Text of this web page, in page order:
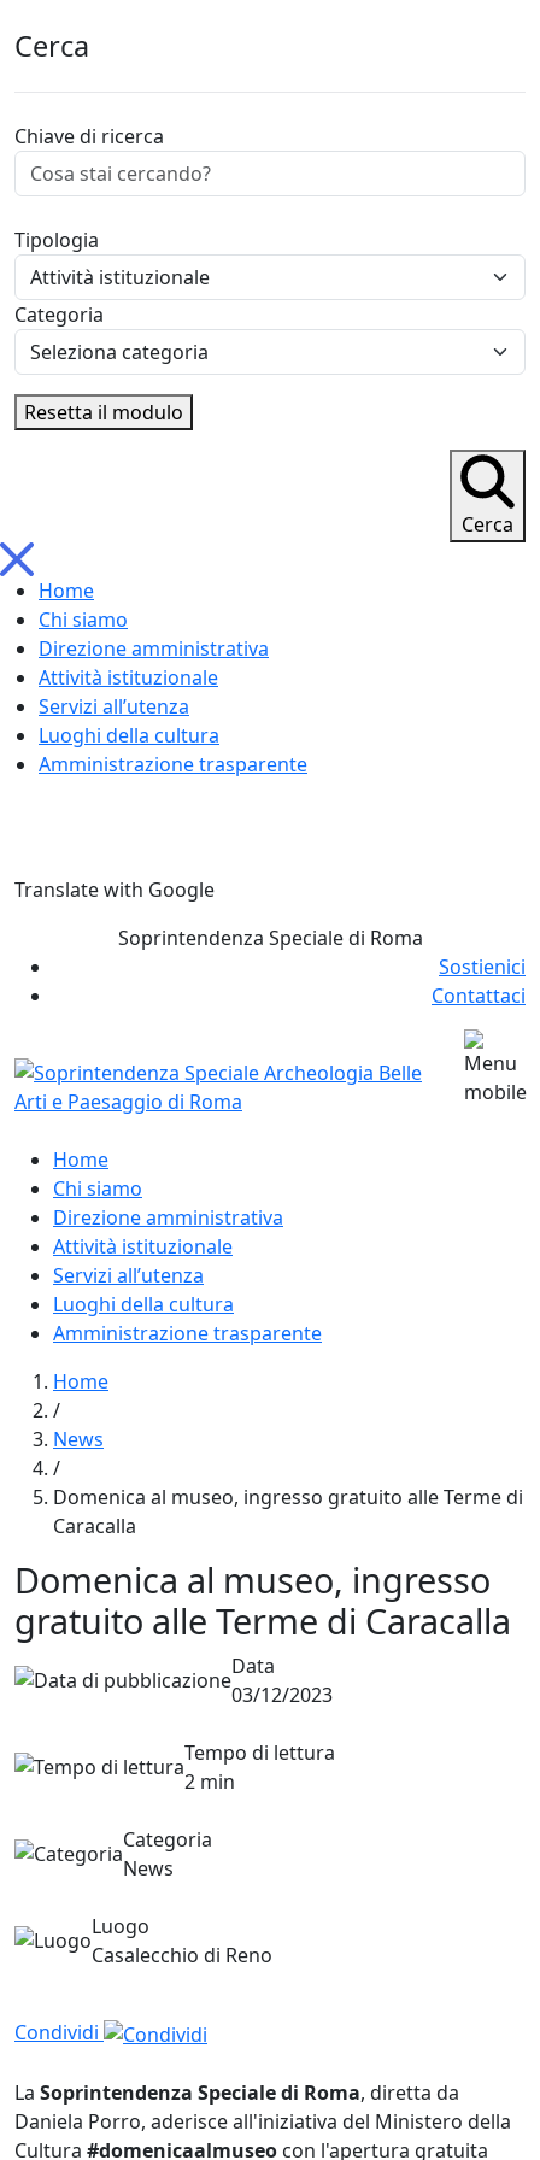
Cerca
Chiave di ricerca
Tipologia
Categoria
Resetta il modulo
Cerca
Home
Chi siamo
Direzione amministrativa
Attività istituzionale
Servizi all’utenza
Luoghi della cultura
Amministrazione trasparente
SkipTranslate with Google
Soprintendenza Speciale di Roma
Sostienici
Contattaci
Home
Chi siamo
Direzione amministrativa
Attività istituzionale
Servizi all’utenza
Luoghi della cultura
Amministrazione trasparente
Home
/
News
/
Domenica al museo, ingresso gratuito alle Terme di
Caracalla
Domenica al museo, ingresso
gratuito alle Terme di Caracalla
Data
03/12/2023
Tempo di lettura
2 min
Categoria
News
Luogo
Casalecchio di Reno
Condividi
La Soprintendenza Speciale di Roma, diretta da
Daniela Porro, aderisce all'iniziativa del Ministero della
Cultura #domenicaalmuseo con l'apertura gratuita